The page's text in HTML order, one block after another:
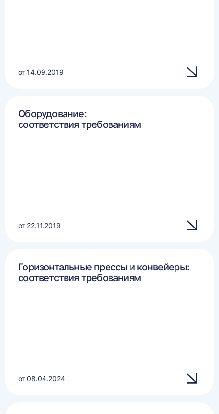
от 14.09.2019
Оборудование:
соответствия требованиям
от 22.11.2019
Горизонтальные прессы и конвейеры:
соответствия требованиям
от 08.04.2024